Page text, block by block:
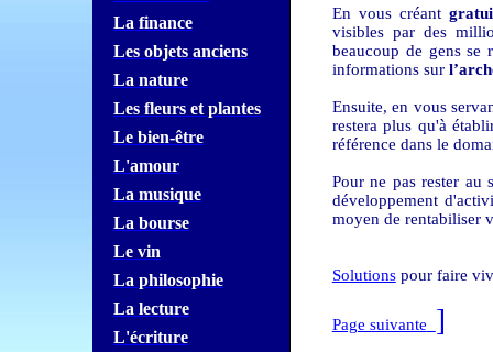
La finance
Les objets anciens
La nature
Les fleurs et plantes
Le bien-être
L'amour
La musique
La bourse
Le vin
La philosophie
La lecture
L'écriture
En vous créant
visibles par des
beaucoup de gens se
informations sur
Ensuite, en vous
restera plus qu'à
référence dans le
Pour ne pas rester au
développement
moyen de rentabiliser
Solutionspour faire
Page suivante ]